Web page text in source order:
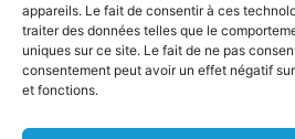
appareils. Le fait de consentir à ces
traiter des données telles que le
uniques sur ce site. Le fait de ne pas
consentement peut avoir un effet négatif
et fonctions.